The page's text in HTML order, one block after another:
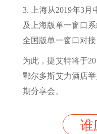
3. 上海从2019年3
及上海版单一窗口
全国版单一窗口对接
为此，捷艾特将于
鄂尔多斯艾力酒店
期分享会。
谁